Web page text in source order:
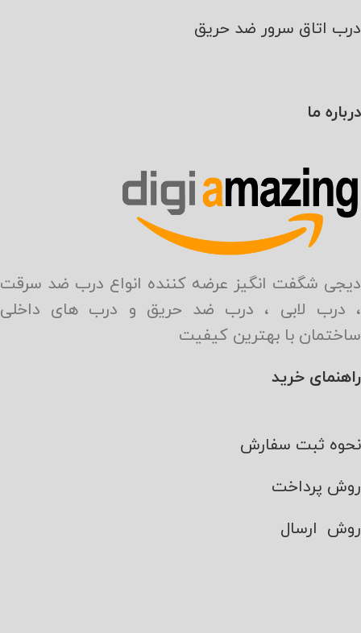
درب اتاق سرور ضد حریق
درباره ما
دیجی شگفت انگیز عرضه کننده انواع درب ضد سرقت
، درب لابی ، درب ضد حریق و درب های داخلی
ساختمان با بهترین کیفیت
راهنمای خرید
نحوه ثبت سفارش
روش پرداخت
روش ارسال